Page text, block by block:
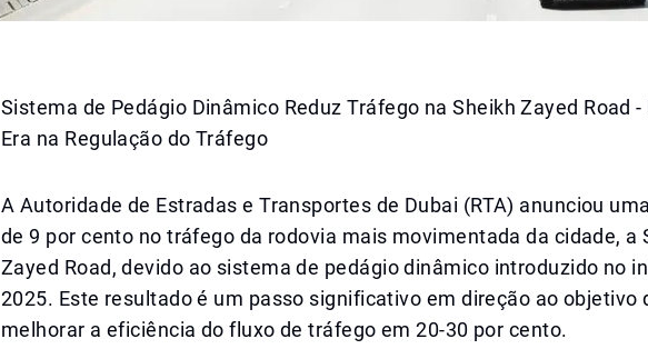
Sistema de Pedágio Dinâmico Reduz Tráfego na Sheikh Zayed Road -
Era na Regulação do Tráfego
A Autoridade de Estradas e Transportes de Dubai (RTA) anunciou
de 9 por cento no tráfego da rodovia mais movimentada da cidade, a
Zayed Road, devido ao sistema de pedágio dinâmico introduzido no
2025. Este resultado é um passo significativo em direção ao objetivo
melhorar a eficiência do fluxo de tráfego em 20-30 por cento.